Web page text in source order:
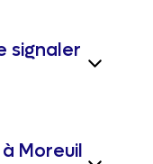
signaler
Moreuil